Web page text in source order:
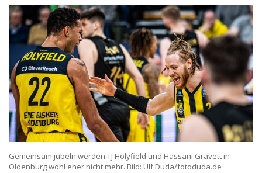
Gemeinsam jubeln werden TJ Holyfield und Hassani Gravett in
Oldenburg wohl eher nicht mehr. Bild: Ulf Duda/fotoduda.de